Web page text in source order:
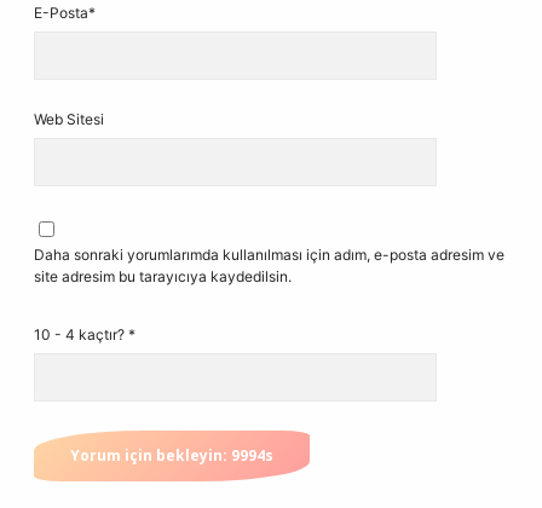
E-Posta*
Web Sitesi
Daha sonraki yorumlarımda kullanılması için adım, e-posta adresim ve
site adresim bu tarayıcıya kaydedilsin.
10 - 4 kaçtır? *